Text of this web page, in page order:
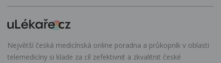
Největší česká medicínská online poradna a průkopník v oblasti
telemedicíny si klade za cíl zefektivnit a zkvalitnit české